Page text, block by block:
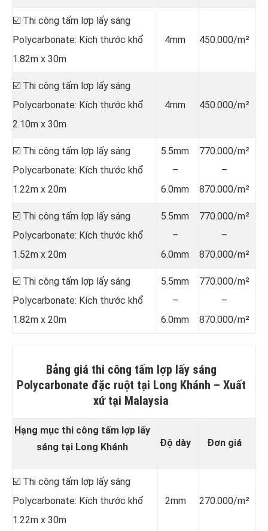
☑️ Thi công tấm lợp lấy sáng
Polycarbonate: Kích thước khổ
1.82m x 30m
4mm 450.000/m²
☑️ Thi công tấm lợp lấy sáng
Polycarbonate: Kích thước khổ
2.10m x 30m
4mm 450.000/m²
☑️ Thi công tấm lợp lấy sáng
Polycarbonate: Kích thước khổ
1.22m x 20m
5.5mm
–
6.0mm
770.000/m²
–
870.000/m²
☑️ Thi công tấm lợp lấy sáng
Polycarbonate: Kích thước khổ
1.52m x 20m
5.5mm
–
6.0mm
770.000/m²
–
870.000/m²
☑️ Thi công tấm lợp lấy sáng
Polycarbonate: Kích thước khổ
1.82m x 20m
5.5mm
–
6.0mm
770.000/m²
–
870.000/m²
Bảng giá thi công tấm lợp lấy sáng
Polycarbonate đặc ruột tại Long Khánh – Xuất
xứ tại Malaysia
Hạng mục thi công tấm lợp lấy
sáng tại Long Khánh
Độ dày Đơn giá
☑️ Thi công tấm lợp lấy sáng
Polycarbonate: Kích thước khổ
1.22m x 30m
2mm 270.000/m²